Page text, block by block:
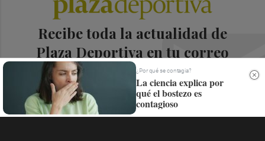
Recibe toda la actualidad de
Plaza Deportiva en tu correo
Quiero suscribirme
¿Por qué se contagia?
La ciencia explica por
qué el bostezo es
contagioso